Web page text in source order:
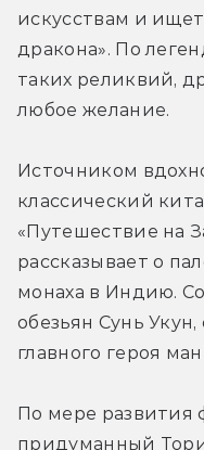
искусствам и
дракона». По
таких реликвий,
любое желание.
Источником
классический
«Путешествие на
рассказывает о
монаха в Индию.
обезьян Сунь
главного героя
По мере
придуманный